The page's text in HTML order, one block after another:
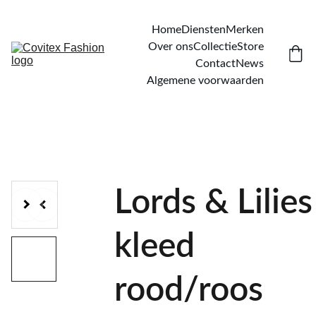
HomeDienstenMerken
Over onsCollectieStore
ContactNews
Algemene voorwaarden
Lords & Lilies
kleed
rood/roos